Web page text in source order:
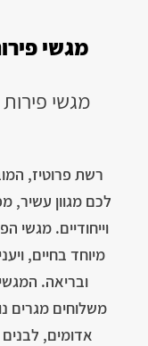
מגשי
מגשי
רשת פרוטיז,
לכם מגוון עשיר,
וייחודיים. מגשי
מיוחד בחיים,
ובריאה.
משלוחים מגרים
אדומים,